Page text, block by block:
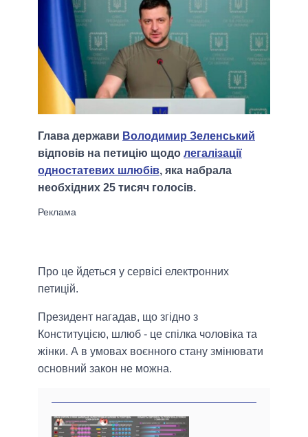
Глава держави Володимир Зеленський
відповів на петицію щодо легалізації
одностатевих шлюбів, яка набрала
необхідних 25 тисяч голосів.
Про це йдеться у сервісі електронних
петицій.
Президент нагадав, що згідно з
Конституцією, шлюб - це спілка чоловіка та
жінки. А в умовах воєнного стану змінювати
основний закон не можна.